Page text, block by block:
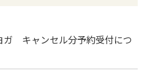
キャンセル分予約受付につ